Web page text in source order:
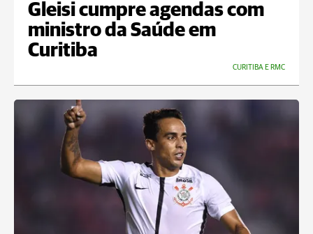
Gleisi cumpre agendas com
ministro da Saúde em
Curitiba
CURITIBA E RMC